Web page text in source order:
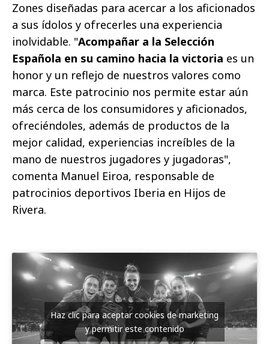
Zones diseñadas para acercar a los aficionados
a sus ídolos y ofrecerles una experiencia
inolvidable. "Acompañar a la Selección
Española en su camino hacia la victoria es un
honor y un reflejo de nuestros valores como
marca. Este patrocinio nos permite estar aún
más cerca de los consumidores y aficionados,
ofreciéndoles, además de productos de la
mejor calidad, experiencias increíbles de la
mano de nuestros jugadores y jugadoras",
comenta Manuel Eiroa, responsable de
patrocinios deportivos Iberia en Hijos de
Rivera.
Haz clic para aceptar cookies de marketing
y permitir este contenido